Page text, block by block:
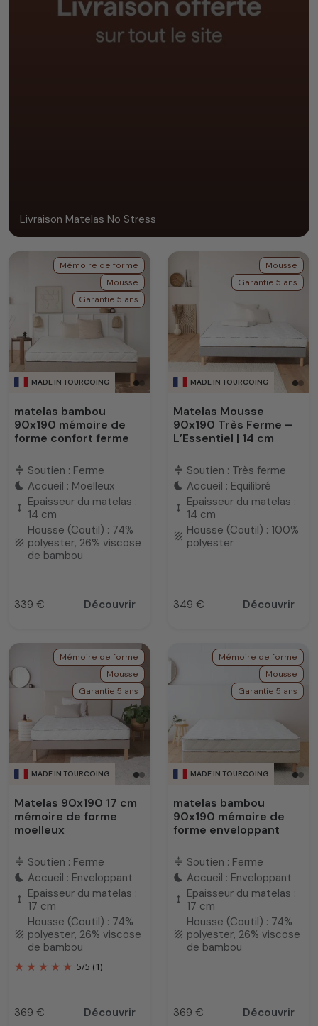
Livraison Matelas No Stress
MADE IN TOURCOING
Mémoire de forme
Mousse
Garantie 5 ans
matelas bambou
90x190 mémoire de
forme confort ferme
compress Soutien : Ferme
bedtime Accueil : Moelleux
height
Epaisseur du matelas :
14 cm
texture
Housse (Coutil) : 74%
polyester, 26% viscose
de bambou
Prix
339 € Découvrir
MADE IN TOURCOING
Mousse
Garantie 5 ans
Matelas Mousse
90x190 Très Ferme –
L’Essentiel | 14 cm
compress Soutien : Très ferme
bedtime Accueil : Equilibré
height
Epaisseur du matelas :
14 cm
texture Housse (Coutil) : 100%
polyester
Prix
349 € Découvrir
MADE IN TOURCOING
Mémoire de forme
Mousse
Garantie 5 ans
Matelas 90x190 17 cm
mémoire de forme
moelleux
compress Soutien : Ferme
bedtime Accueil : Enveloppant
height
Epaisseur du matelas :
17 cm
texture
Housse (Coutil) : 74%
polyester, 26% viscose
de bambou
5/5 (1)
Prix
369 € Découvrir
MADE IN TOURCOING
Mémoire de forme
Mousse
Garantie 5 ans
matelas bambou
90x190 mémoire de
forme enveloppant
compress Soutien : Ferme
bedtime Accueil : Enveloppant
height
Epaisseur du matelas :
17 cm
texture
Housse (Coutil) : 74%
polyester, 26% viscose
de bambou
Prix
369 € Découvrir